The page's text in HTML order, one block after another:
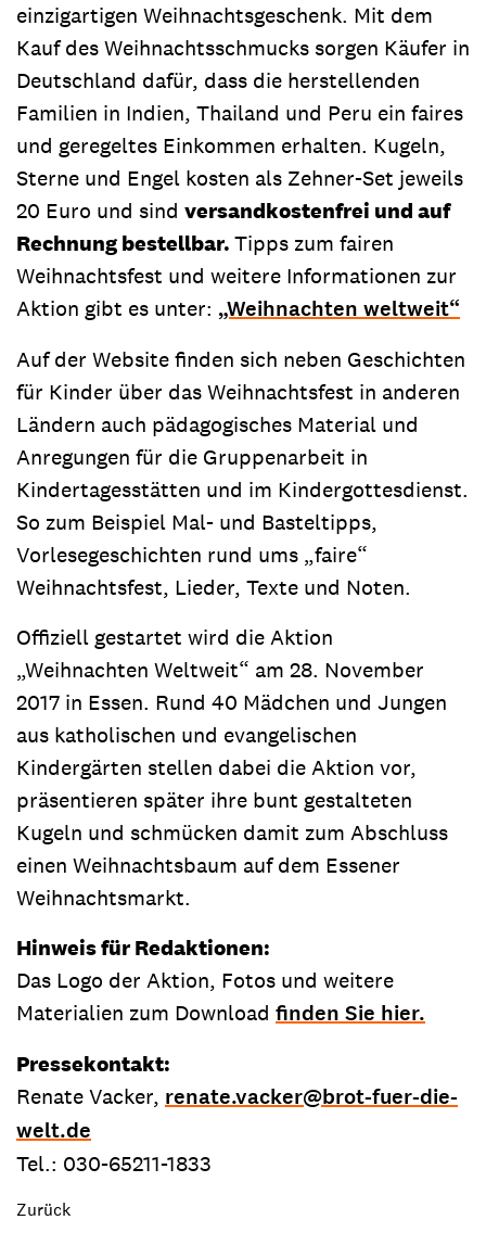
einzigartigen Weihnachtsgeschenk. Mit dem
Kauf des Weihnachtsschmucks sorgen Käufer in
Deutschland dafür, dass die herstellenden
Familien in Indien, Thailand und Peru ein faires
und geregeltes Einkommen erhalten. Kugeln,
Sterne und Engel kosten als Zehner-Set jeweils
20 Euro und sind versandkostenfrei und auf
Rechnung bestellbar.Tipps zum fairen
Weihnachtsfest und weitere Informationen zur
Aktion gibt es unter: „Weihnachten weltweit“
Auf der Website finden sich neben Geschichten
für Kinder über das Weihnachtsfest in anderen
Ländern auch pädagogisches Material und
Anregungen für die Gruppenarbeit in
Kindertagesstätten und im Kindergottesdienst.
So zum Beispiel Mal- und Basteltipps,
Vorlesegeschichten rund ums „faire“
Weihnachtsfest, Lieder, Texte und Noten.
Offiziell gestartet wird die Aktion
„Weihnachten Weltweit“ am 28. November
2017 in Essen. Rund 40 Mädchen und Jungen
aus katholischen und evangelischen
Kindergärten stellen dabei die Aktion vor,
präsentieren später ihre bunt gestalteten
Kugeln und schmücken damit zum Abschluss
einen Weihnachtsbaum auf dem Essener
Weihnachtsmarkt.
Hinweis für Redaktionen:
Das Logo der Aktion, Fotos und weitere
Materialien zum Download finden Sie hier.
Pressekontakt:
Renate Vacker, renate.vacker@brot-fuer-die-
welt.de
Tel.: 030-65211-1833
Zurück